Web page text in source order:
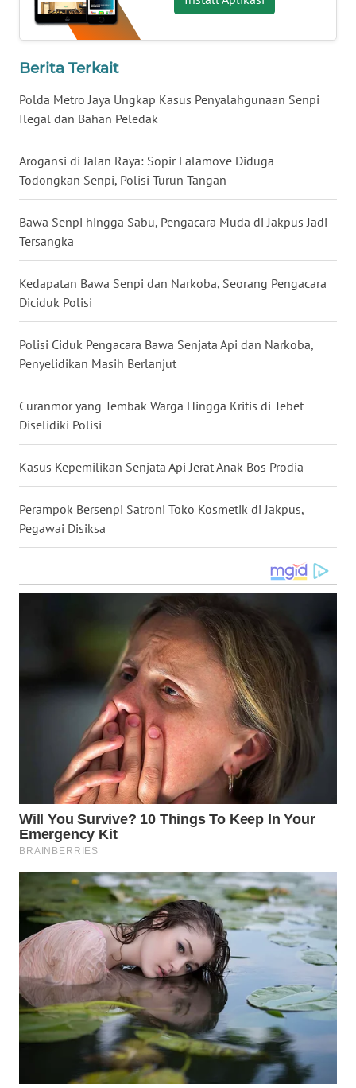
Berita Terkait
Polda Metro Jaya Ungkap Kasus Penyalahgunaan Senpi
Ilegal dan Bahan Peledak
Arogansi di Jalan Raya: Sopir Lalamove Diduga
Todongkan Senpi, Polisi Turun Tangan
Bawa Senpi hingga Sabu, Pengacara Muda di Jakpus Jadi
Tersangka
Kedapatan Bawa Senpi dan Narkoba, Seorang Pengacara
Diciduk Polisi
Polisi Ciduk Pengacara Bawa Senjata Api dan Narkoba,
Penyelidikan Masih Berlanjut
Curanmor yang Tembak Warga Hingga Kritis di Tebet
Diselidiki Polisi
Kasus Kepemilikan Senjata Api Jerat Anak Bos Prodia
Perampok Bersenpi Satroni Toko Kosmetik di Jakpus,
Pegawai Disiksa
WN
NUSANTARA
JOGJA
WN
WN
WN
WN
KALSEL
WN
KALTIM
WN
WN
MALUT
WN
WN
DANAU
TOBA
WN
NIAS
WN